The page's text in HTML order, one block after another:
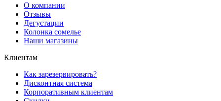
О компании
Отзывы
Дегустации
Колонка сомелье
Наши магазины
Клиентам
Как зарезервировать?
Дисконтная система
Корпоративным клиентам